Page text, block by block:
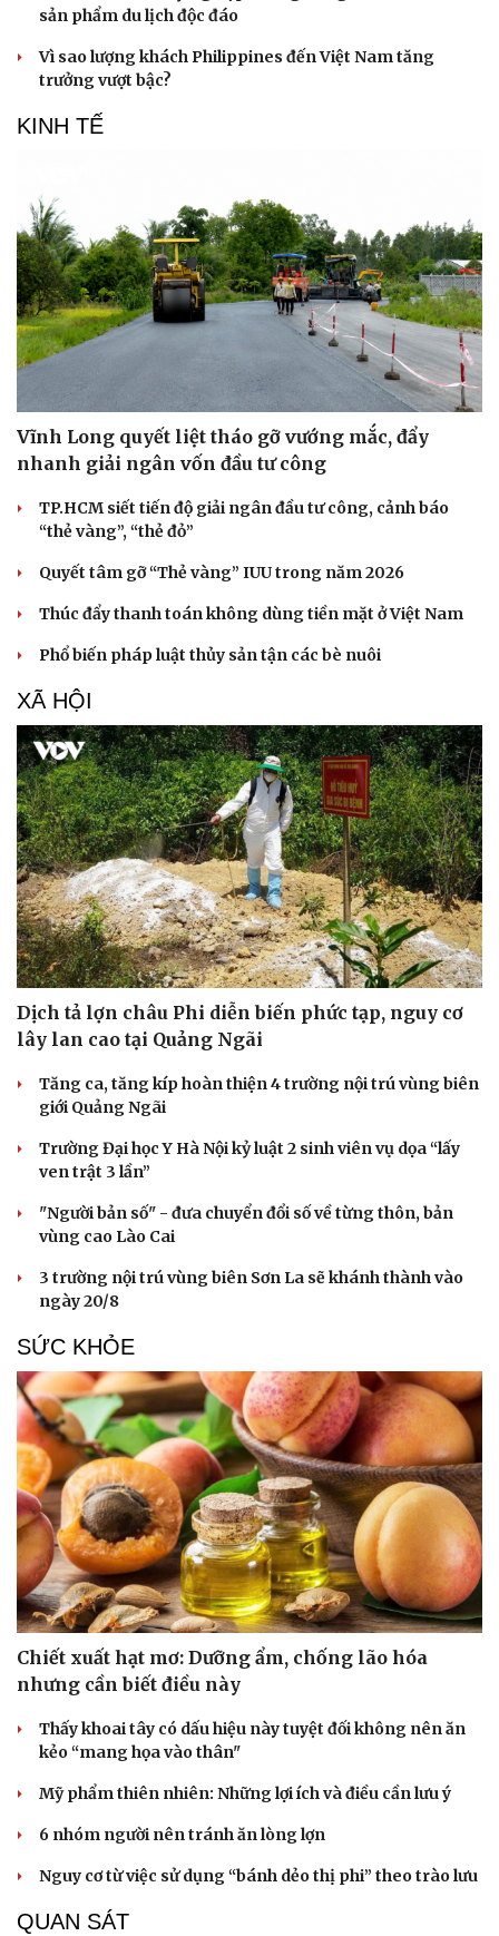
Du lịch
Tư vấn
Săn Tour
check-in
Podcast
Câu chuyện thời sự
Đọc truyện đêm khuya
Cửa sổ tình yêu
Kể chuyện cho bé
Hạt giống tâm hồn
sản phẩm du lịch độc đáo
Vì sao lượng khách Philippines đến Việt Nam tăng
trưởng vượt bậc?
KINH TẾ
Vĩnh Long quyết liệt tháo gỡ vướng mắc, đẩy
nhanh giải ngân vốn đầu tư công
TP.HCM siết tiến độ giải ngân đầu tư công, cảnh báo
“thẻ vàng”, “thẻ đỏ”
Quyết tâm gỡ “Thẻ vàng” IUU trong năm 2026
Thúc đẩy thanh toán không dùng tiền mặt ở Việt Nam
Phổ biến pháp luật thủy sản tận các bè nuôi
XÃ HỘI
Dịch tả lợn châu Phi diễn biến phức tạp, nguy cơ
lây lan cao tại Quảng Ngãi
Tăng ca, tăng kíp hoàn thiện 4 trường nội trú vùng biên
giới Quảng Ngãi
Trường Đại học Y Hà Nội kỷ luật 2 sinh viên vụ dọa “lấy
ven trật 3 lần”
"Người bản số" - đưa chuyển đổi số về từng thôn, bản
vùng cao Lào Cai
3 trường nội trú vùng biên Sơn La sẽ khánh thành vào
ngày 20/8
SỨC KHỎE
Chiết xuất hạt mơ: Dưỡng ẩm, chống lão hóa
nhưng cần biết điều này
Thấy khoai tây có dấu hiệu này tuyệt đối không nên ăn
kẻo “mang họa vào thân"
Mỹ phẩm thiên nhiên: Những lợi ích và điều cần lưu ý
6 nhóm người nên tránh ăn lòng lợn
Nguy cơ từ việc sử dụng “bánh dẻo thị phi” theo trào lưu
QUAN SÁT